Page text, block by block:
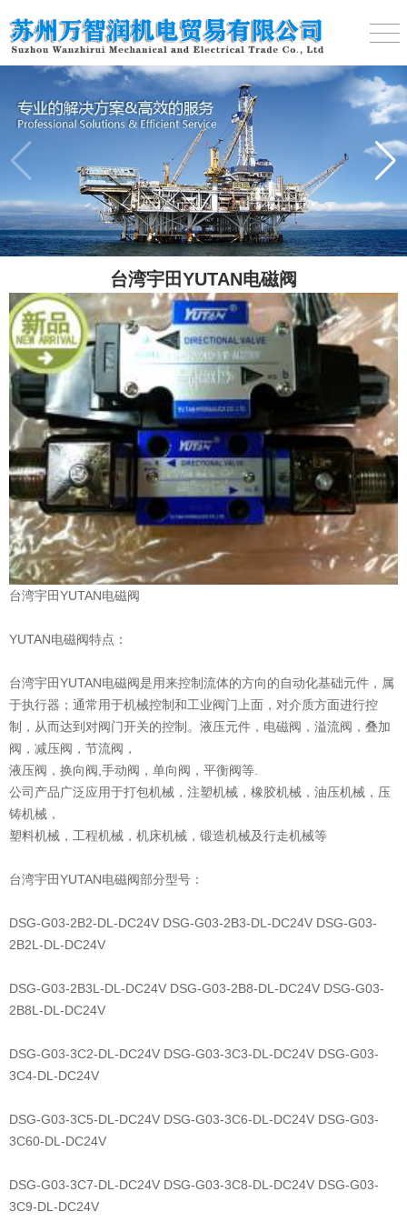
台湾宇田YUTAN电磁阀
台湾宇田YUTAN电磁阀
YUTAN电磁阀特点：
台湾宇田YUTAN电磁阀是用来控制流体的方向的自动化基础元件，属
于执行器；通常用于机械控制和工业阀门上面，对介质方面进行控
制，从而达到对阀门开关的控制。液压元件，电磁阀，溢流阀，叠加
阀，减压阀，节流阀，
液压阀，换向阀,手动阀，单向阀，平衡阀等.
公司产品广泛应用于打包机械，注塑机械，橡胶机械，油压机械，压
铸机械，
塑料机械，工程机械，机床机械，锻造机械及行走机械等
台湾宇田YUTAN电磁阀部分型号：
DSG-G03-2B2-DL-DC24V DSG-G03-2B3-DL-DC24V DSG-G03-
2B2L-DL-DC24V
DSG-G03-2B3L-DL-DC24V DSG-G03-2B8-DL-DC24V DSG-G03-
2B8L-DL-DC24V
DSG-G03-3C2-DL-DC24V DSG-G03-3C3-DL-DC24V DSG-G03-
3C4-DL-DC24V
DSG-G03-3C5-DL-DC24V DSG-G03-3C6-DL-DC24V DSG-G03-
3C60-DL-DC24V
DSG-G03-3C7-DL-DC24V DSG-G03-3C8-DL-DC24V DSG-G03-
3C9-DL-DC24V